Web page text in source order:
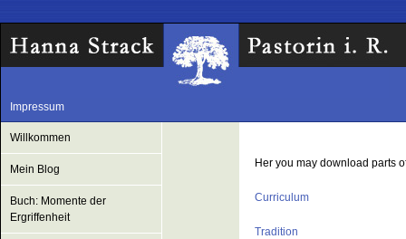
Impressum
Willkommen
Mein Blog
Buch: Momente der
Ergriffenheit
Her you may download parts
Curriculum
Tradition